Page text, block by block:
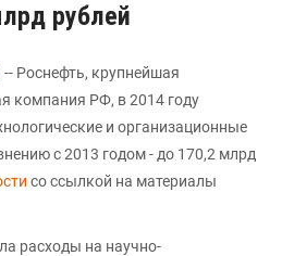
рублей
-- Роснефть, крупнейшая
компания РФ, в 2014 году
и организационные
с 2013 годом - до 170,2 млрд
со ссылкой на материалы
расходы на научно-